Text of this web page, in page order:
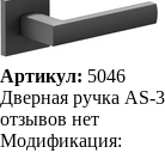
Артикул: 5046
Дверная ручка AS-
отзывов нет
Модификация: